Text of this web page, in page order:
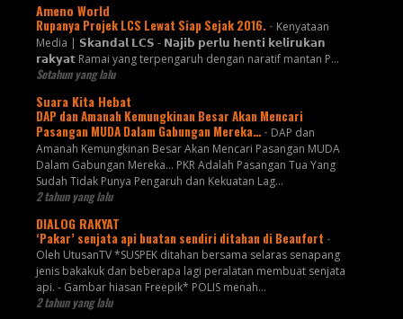
Ameno World
Rupanya Projek LCS Lewat Siap Sejak 2016. - Kenyataan
Media | 𝗦𝗸𝗮𝗻𝗱𝗮𝗹 𝗟𝗖𝗦 - 𝗡𝗮𝗷𝗶𝗯 𝗽𝗲𝗿𝗹𝘂 𝗵𝗲𝗻𝘁𝗶 𝗸𝗲𝗹𝗶𝗿𝘂𝗸𝗮𝗻
𝗿𝗮𝗸𝘆𝗮𝘁 Ramai yang terpengaruh dengan naratif mantan P...
Setahun yang lalu
Suara Kita Hebat
DAP dan Amanah Kemungkinan Besar Akan Mencari
Pasangan MUDA Dalam Gabungan Mereka… - DAP dan
Amanah Kemungkinan Besar Akan Mencari Pasangan MUDA
Dalam Gabungan Mereka… PKR Adalah Pasangan Tua Yang
Sudah Tidak Punya Pengaruh dan Kekuatan Lag...
2 tahun yang lalu
DIALOG RAKYAT
‘Pakar’ senjata api buatan sendiri ditahan di Beaufort -
Oleh UtusanTV *SUSPEK ditahan bersama selaras senapang
jenis bakakuk dan beberapa lagi peralatan membuat senjata
api. - Gambar hiasan Freepik* POLIS menah...
2 tahun yang lalu